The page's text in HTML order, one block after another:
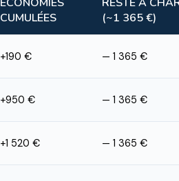
CUMULÉES
(~1 365 €)
+190 € — 1 365 €
+950 € — 1 365 €
+1 520 € — 1 365 €